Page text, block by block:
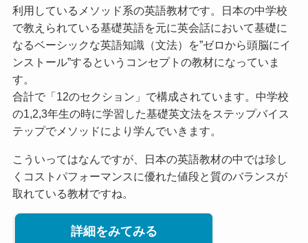
利用しているメソッド系の英語教材です。日本の中学校
で教えられている基礎英語を元に英会話において基礎に
なるベーシックな英語知識（文法）を”ゼロから頭脳にイ
ンストール”するというコンセプトの教材になっていま
す。
合計で「12のセクション」で構成されています。中学校
の1,2,3年生の時に学習した基礎英文法をステップバイス
テップでメソッドにより学んでいきます。
こういってはなんですが、日本の英語教材の中では珍し
くコストパフォーマンスに優れた値段と質のバランスが
取れている教材ですね。
詳細をみてみる